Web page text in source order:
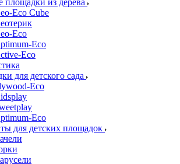
площадки из дерева
Eco Cube
Eco
Еco
Eco
для детского сада
Eco
Еco
для детских площадок